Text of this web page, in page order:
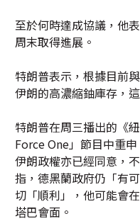
至於何時達成協議，他
周末取得進展。
特朗普表示，根據目前
伊朗的高濃縮鈾庫存，
特朗普在周三播出的《
Force One」節目中重
伊朗政權亦已經同意，
指，德黑蘭政府仍「有
切「順利」，他可能會
塔巴會面。